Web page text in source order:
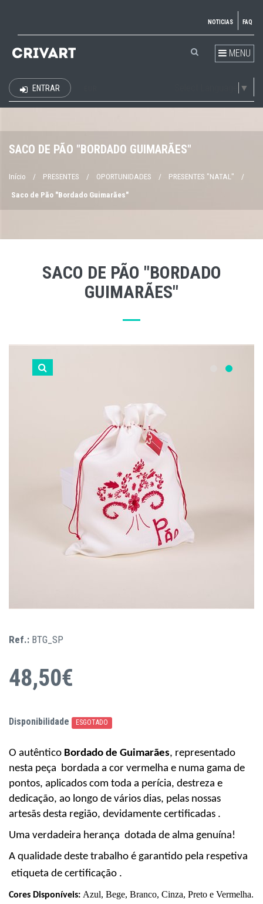
NOTICIAS FAQ
MENU
▼
ENTRAR
SACO DE PÃO "BORDADO GUIMARÃES"
Início / PRESENTES / OPORTUNIDADES / PRESENTES "NATAL" /
Saco de Pão "Bordado Guimarães"
SACO DE PÃO "BORDADO
GUIMARÃES"
Ref.: BTG_SP
48,50€
Disponibilidade ESGOTADO
O autêntico Bordado de Guimarães, representado
nesta peça bordada a cor vermelha e numa gama de
pontos, aplicados com toda a perícia, destreza e
dedicação, ao longo de vários dias, pelas nossas
artesãs desta região, devidamente certificadas .
Uma verdadeira herança dotada de alma genuína!
A qualidade deste trabalho é garantido pela respetiva
etiqueta de certificação .
Cores Disponíveis: Azul, Bege, Branco, Cinza, Preto e Vermelha.